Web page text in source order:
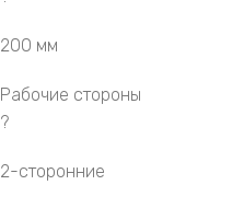
200 мм
Рабочие стороны
?
2-сторонние